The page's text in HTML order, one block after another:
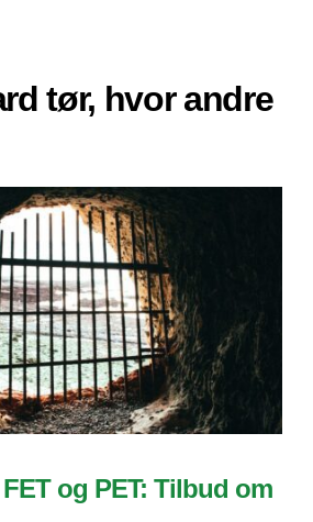
tør, hvor andre
og PET: Tilbud om